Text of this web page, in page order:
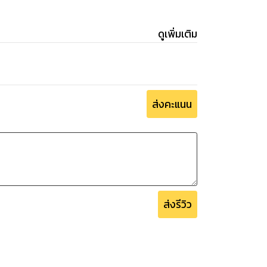
ดูเพิ่มเติม
ส่งคะแนน
ส่งรีวิว